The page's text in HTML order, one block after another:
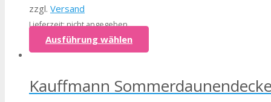
zzgl. Versand
Lieferzeit: nicht angegeben
Ausführung wählen
Kauffmann